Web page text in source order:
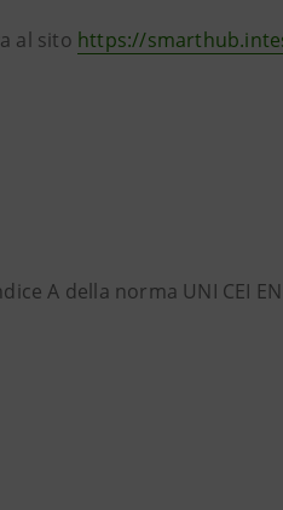
al sito https://
A della norma UNI CEI